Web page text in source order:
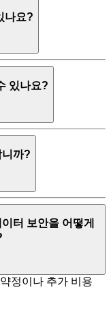
나요?
있나요?
니까?
터 보안을 어떻게
정이나 추가 비용